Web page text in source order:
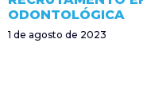
ODONTOLÓGICA
1 de agosto de 2023